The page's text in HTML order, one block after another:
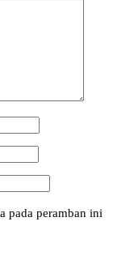
pada peramban ini